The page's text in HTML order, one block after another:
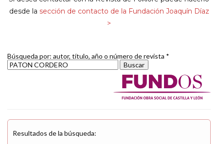
desde la sección de contacto de la Fundación Joaquín Díaz
>
Búsqueda por: autor, título, año o número de revista *
Resultados de la búsqueda: